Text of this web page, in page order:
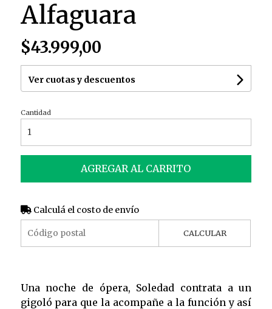
Alfaguara
$43.999,00
Ver cuotas y descuentos
Cantidad
AGREGAR AL CARRITO
Calculá el costo de envío
CALCULAR
Una noche de ópera, Soledad contrata a un
gigoló para que la acompañe a la función y así